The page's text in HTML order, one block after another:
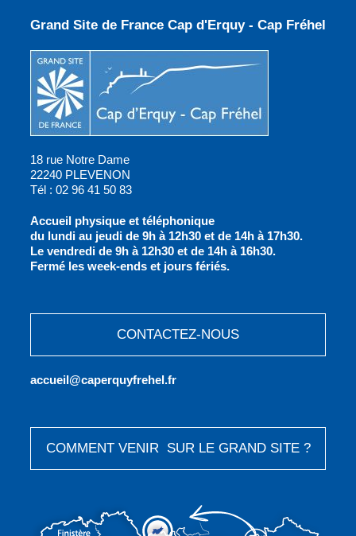
Grand Site de France Cap d'Erquy - Cap Fréhel
18 rue Notre Dame
22240 PLEVENON
Tél : 02 96 41 50 83
Accueil physique et téléphonique
du lundi au jeudi de 9h à 12h30 et de 14h à 17h30.
Le vendredi de 9h à 12h30 et de 14h à 16h30.
Fermé les week-ends et jours fériés.
CONTACTEZ-NOUS
accueil@caperquyfrehel.fr
COMMENT VENIR SUR LE GRAND SITE ?